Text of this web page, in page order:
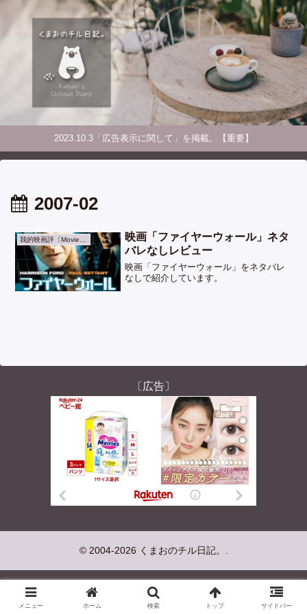
2023.10.3「広告表示に関して」を掲載。【重要】
2007-02
我的映画評〔Movie & TV〕
映画「ファイヤーウォール」ネタ
バレなしレビュー
映画「ファイヤーウォール」をネタバレ
なしで紹介しています。
〔広告〕
© 2004-2026 くまおのチル日記。.
メニュー ホーム 検索 トップ サイドバー